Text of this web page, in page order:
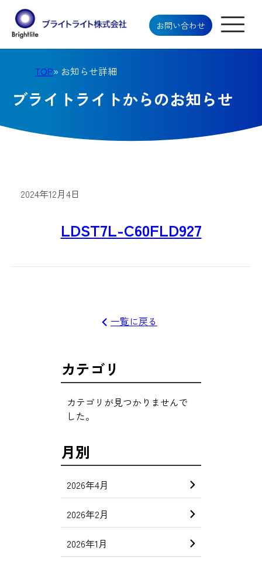
お問い合わせ
TOP» お知らせ詳細
ブライトライトからのお知らせ
2024年12月4日
LDST7L-C60FLD927
一覧に戻る
カテゴリ
カテゴリが見つかりませんで
した。
月別
2026年4月
2026年2月
2026年1月